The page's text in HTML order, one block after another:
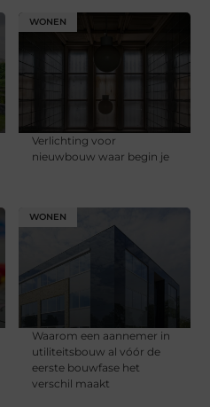
WONEN
Verlichting voor
nieuwbouw waar begin je
WONEN
Waarom een aannemer in
utiliteitsbouw al vóór de
eerste bouwfase het
verschil maakt